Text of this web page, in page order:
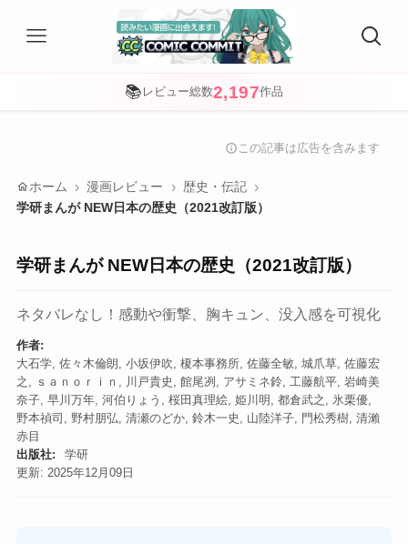
📚 レビュー総数2,197作品
info この記事は広告を含みます
home ホーム 漫画レビュー
歴史・伝記
学研まんが NEW日本の歴史（2021改訂版）
学研まんが NEW日本の歴史（2021改訂版）
ネタバレなし！感動や衝撃、胸キュン、没入感を可視化
作者:
大石学, 佐々木倫朗, 小坂伊吹, 榎本事務所, 佐藤全敏, 城爪草, 佐藤宏
之, ｓａｎｏｒｉｎ, 川戸貴史, 館尾冽, アサミネ鈴, 工藤航平, 岩崎美
奈子, 早川万年, 河伯りょう, 桜田真理絵, 姫川明, 都倉武之, 氷栗優,
野本禎司, 野村朋弘, 清瀬のどか, 鈴木一史, 山陸洋子, 門松秀樹, 清瀨
赤目
出版社:
学研
更新: 2025年12月09日